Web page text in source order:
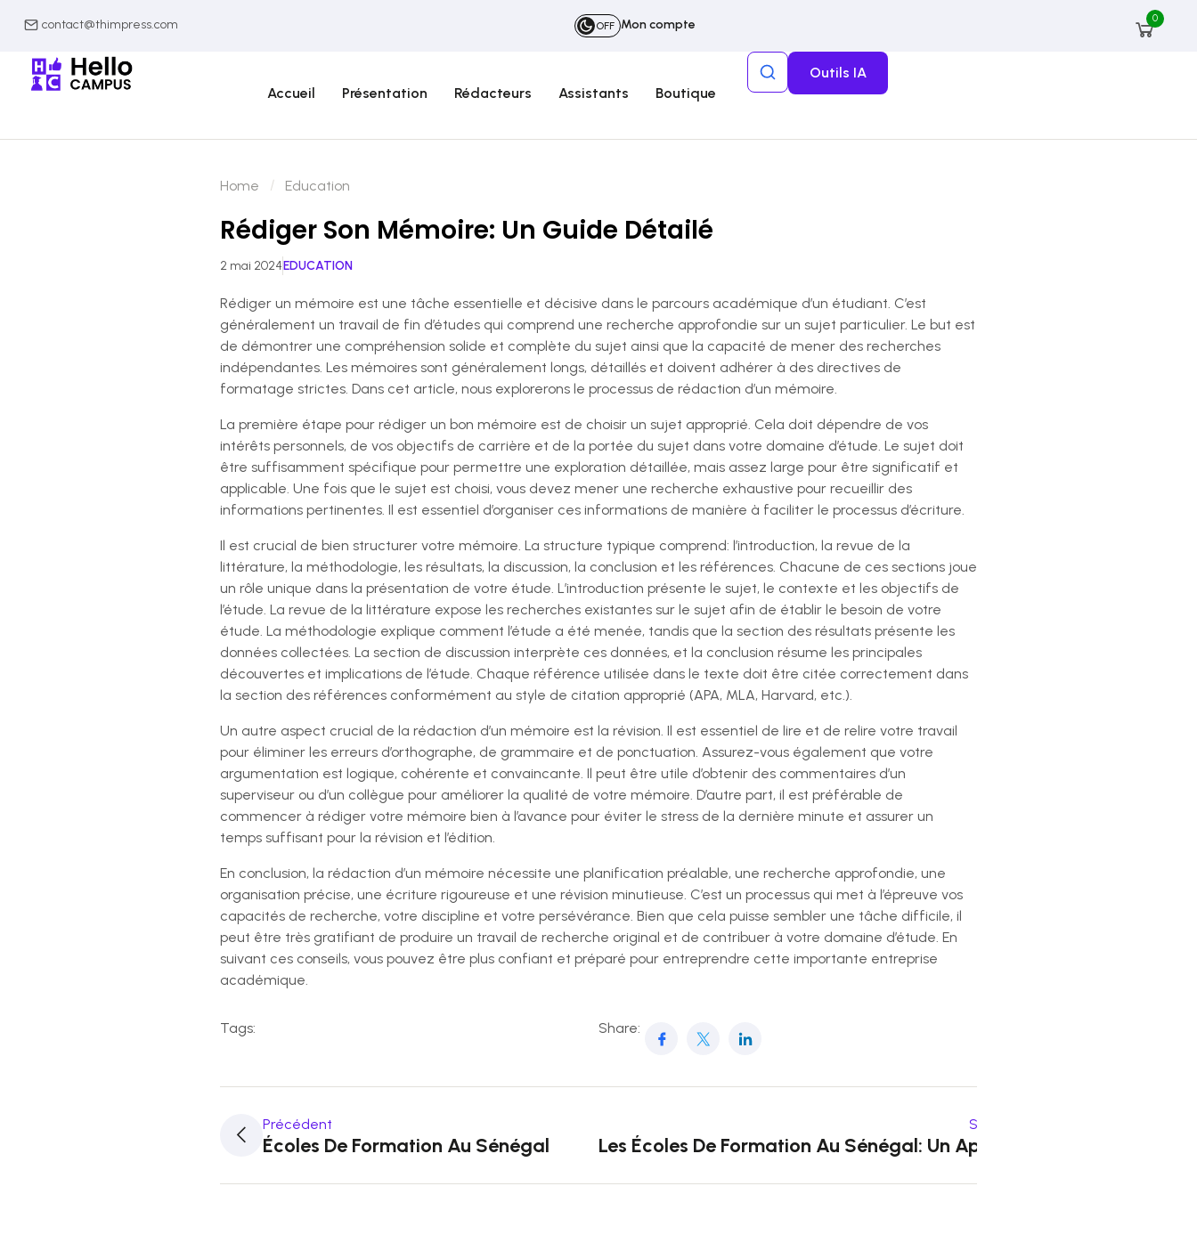
contact@thimpress.com OFF Mon compte 0
Accueil Présentation Rédacteurs Assistants Boutique
Outils IA
Home Education
Rédiger Son Mémoire: Un Guide Détailé
2 mai 2024EDUCATION
Rédiger un mémoire est une tâche essentielle et décisive dans le parcours académique d’un étudiant. C’est
généralement un travail de fin d’études qui comprend une recherche approfondie sur un sujet particulier. Le but est
de démontrer une compréhension solide et complète du sujet ainsi que la capacité de mener des recherches
indépendantes. Les mémoires sont généralement longs, détaillés et doivent adhérer à des directives de
formatage strictes. Dans cet article, nous explorerons le processus de rédaction d’un mémoire.
La première étape pour rédiger un bon mémoire est de choisir un sujet approprié. Cela doit dépendre de vos
intérêts personnels, de vos objectifs de carrière et de la portée du sujet dans votre domaine d’étude. Le sujet doit
être suffisamment spécifique pour permettre une exploration détaillée, mais assez large pour être significatif et
applicable. Une fois que le sujet est choisi, vous devez mener une recherche exhaustive pour recueillir des
informations pertinentes. Il est essentiel d’organiser ces informations de manière à faciliter le processus d’écriture.
Il est crucial de bien structurer votre mémoire. La structure typique comprend: l’introduction, la revue de la
littérature, la méthodologie, les résultats, la discussion, la conclusion et les références. Chacune de ces sections joue
un rôle unique dans la présentation de votre étude. L’introduction présente le sujet, le contexte et les objectifs de
l’étude. La revue de la littérature expose les recherches existantes sur le sujet afin de établir le besoin de votre
étude. La méthodologie explique comment l’étude a été menée, tandis que la section des résultats présente les
données collectées. La section de discussion interprète ces données, et la conclusion résume les principales
découvertes et implications de l’étude. Chaque référence utilisée dans le texte doit être citée correctement dans
la section des références conformément au style de citation approprié (APA, MLA, Harvard, etc.).
Un autre aspect crucial de la rédaction d’un mémoire est la révision. Il est essentiel de lire et de relire votre travail
pour éliminer les erreurs d’orthographe, de grammaire et de ponctuation. Assurez-vous également que votre
argumentation est logique, cohérente et convaincante. Il peut être utile d’obtenir des commentaires d’un
superviseur ou d’un collègue pour améliorer la qualité de votre mémoire. D’autre part, il est préférable de
commencer à rédiger votre mémoire bien à l’avance pour éviter le stress de la dernière minute et assurer un
temps suffisant pour la révision et l’édition.
En conclusion, la rédaction d’un mémoire nécessite une planification préalable, une recherche approfondie, une
organisation précise, une écriture rigoureuse et une révision minutieuse. C’est un processus qui met à l’épreuve vos
capacités de recherche, votre discipline et votre persévérance. Bien que cela puisse sembler une tâche difficile, il
peut être très gratifiant de produire un travail de recherche original et de contribuer à votre domaine d’étude. En
suivant ces conseils, vous pouvez être plus confiant et préparé pour entreprendre cette importante entreprise
académique.
Tags: Share:
Précédent
Écoles De Formation Au Sénégal
Suivant
Les Écoles De Formation Au Sénégal: Un Aperçu